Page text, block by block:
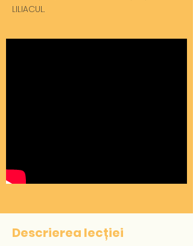
LILIACUL.
Descrierea lecției